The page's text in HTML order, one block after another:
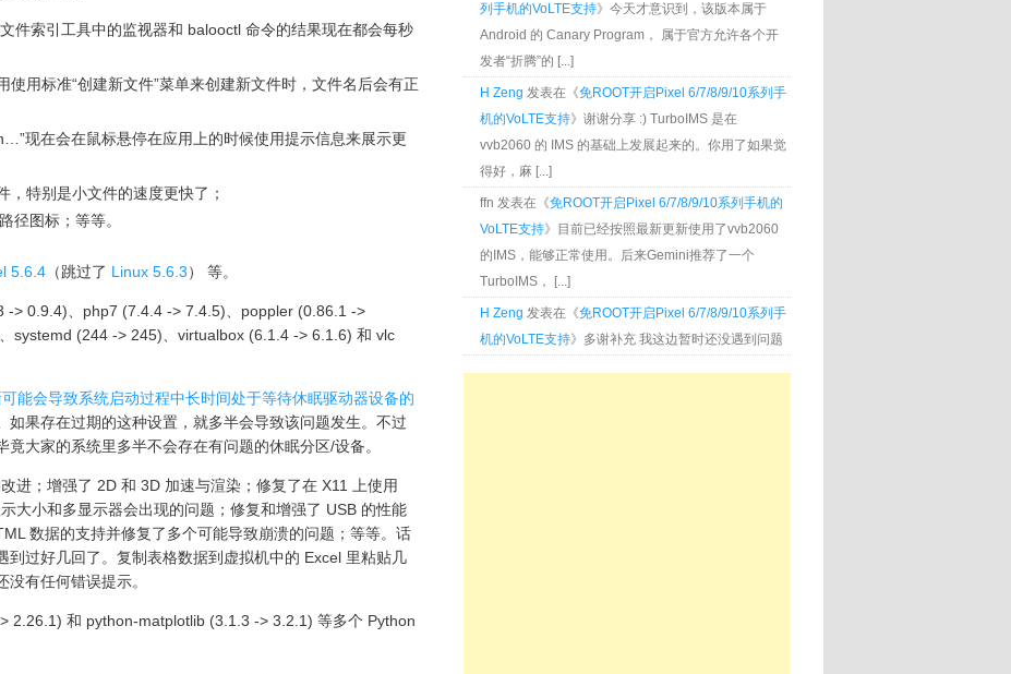
件索引工具中的监视器和 balooctl 命令的结果现在都会每秒
使用标准“创建新文件”菜单来创建新文件时，文件名后会有正
现在会在鼠标悬停在应用上的时候使用提示信息来展示更
，特别是小文件的速度更快了；
径图标；等等。
5.6.4 （跳过了 Linux 5.6.3） 等。
-> 0.9.4)、php7 (7.4.4 -> 7.4.5)、poppler (0.86.1 ->
systemd (244 -> 245)、virtualbox (6.1.4 -> 6.1.6) 和 vlc
能会导致系统启动过程中长时间处于等待休眠驱动器设备的
如果存在过期的这种设置，就多半会导致该问题发生。不过
竟大家的系统里多半不会存在有问题的休眠分区/设备。
进；增强了 2D 和 3D 加速与渲染；修复了在 X11 上使用
大小和多显示器会出现的问题；修复和增强了 USB 的性能
数据的支持并修复了多个可能导致崩溃的问题；等等。话
到过好几回了。复制表格数据到虚拟机中的 Excel 里粘贴几
有任何错误提示。
2.26.1) 和 python-matplotlib (3.1.3 -> 3.2.1) 等多个 Python
列手机的VoLTE支持》今天才意识到，该版本属于
Android 的 Canary Program， 属于官方允许各个开
发者“折腾”的 [...]
H Zeng 发表在《免ROOT开启Pixel 6/7/8/9/10系列手
机的VoLTE支持》谢谢分享 :) TurboIMS 是在
vvb2060 的 IMS 的基础上发展起来的。你用了如果觉
得好，麻 [...]
ffn 发表在《免ROOT开启Pixel 6/7/8/9/10系列手机的
VoLTE支持》目前已经按照最新更新使用了vvb2060
的IMS，能够正常使用。后来Gemini推荐了一个
TurboIMS， [...]
H Zeng 发表在《免ROOT开启Pixel 6/7/8/9/10系列手
机的VoLTE支持》多谢补充 我这边暂时还没遇到问题